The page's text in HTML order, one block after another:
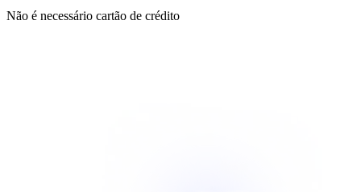
Não é necessário cartão de crédito